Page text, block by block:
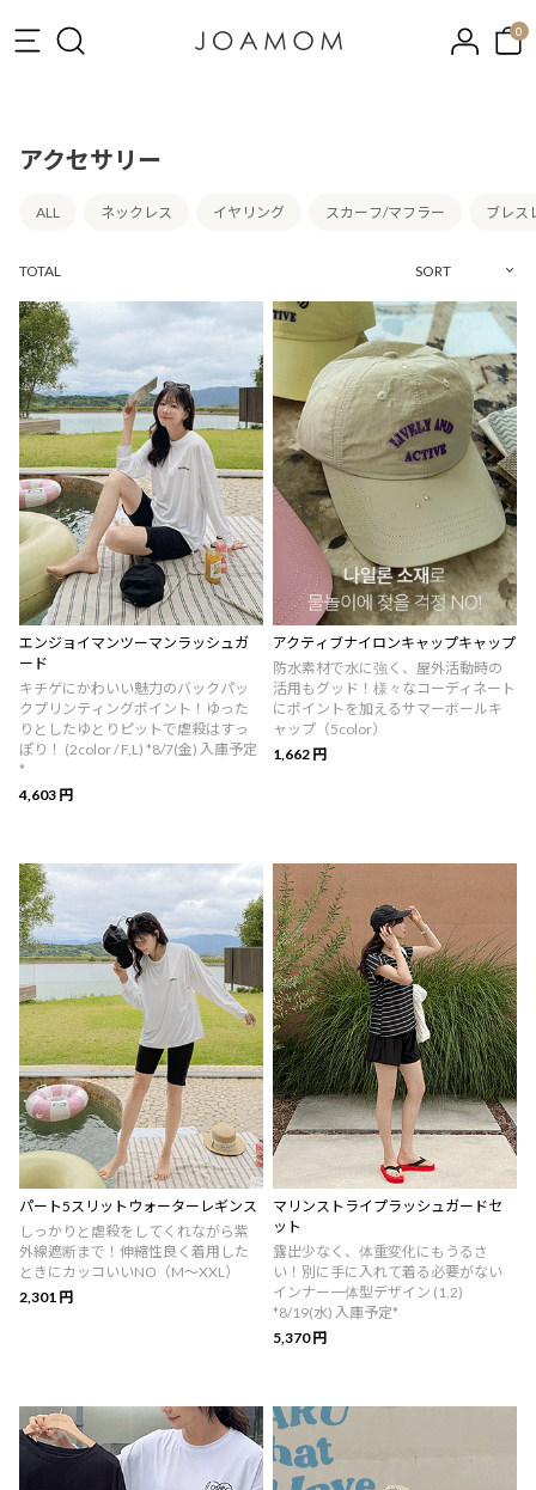
0
アクセサリー
ALL ネックレス イヤリング スカーフ/マフラー ブレス
TOTAL
エンジョイマンツーマンラッシュガ
ード
キチゲにかわいい魅力のバックパッ
クプリンティングポイント！ゆった
りとしたゆとりピットで虐殺はすっ
ぽり！ (2color / F,L) *8/7(金) 入庫予定
*
4,603 円
アクティブナイロンキャップキャップ
防水素材で水に強く、屋外活動時の
活用もグッド！様々なコーディネート
にポイントを加えるサマーボールキ
ャップ（5color）
1,662 円
パート5スリットウォーターレギンス
しっかりと虐殺をしてくれながら紫
外線遮断まで！伸縮性良く着用した
ときにカッコいいNO（M～XXL）
2,301 円
マリンストライプラッシュガードセ
ット
露出少なく、体重変化にもうるさ
い！別に手に入れて着る必要がない
インナー一体型デザイン (1,2)
*8/19(水) 入庫予定*
5,370 円